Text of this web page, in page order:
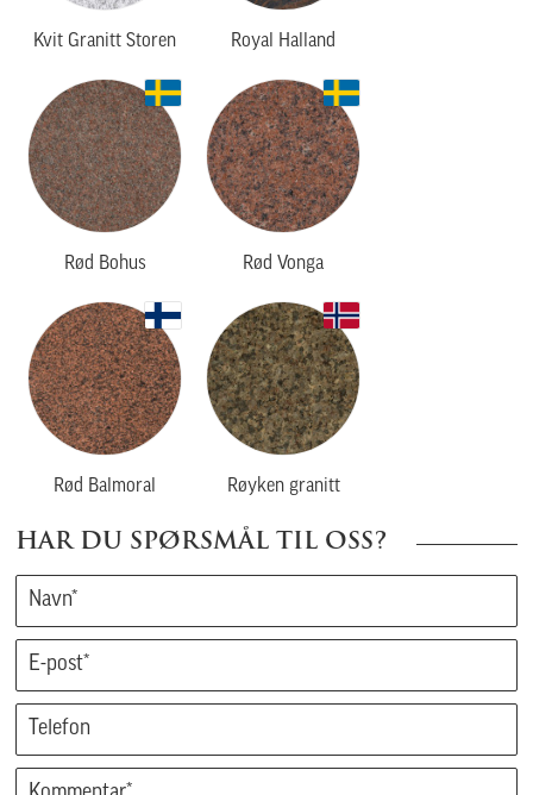
Kvit Granitt Storen Royal Halland
Rød Bohus Rød Vonga
Rød Balmoral Røyken granitt
HAR DU SPØRSMÅL TIL OSS?